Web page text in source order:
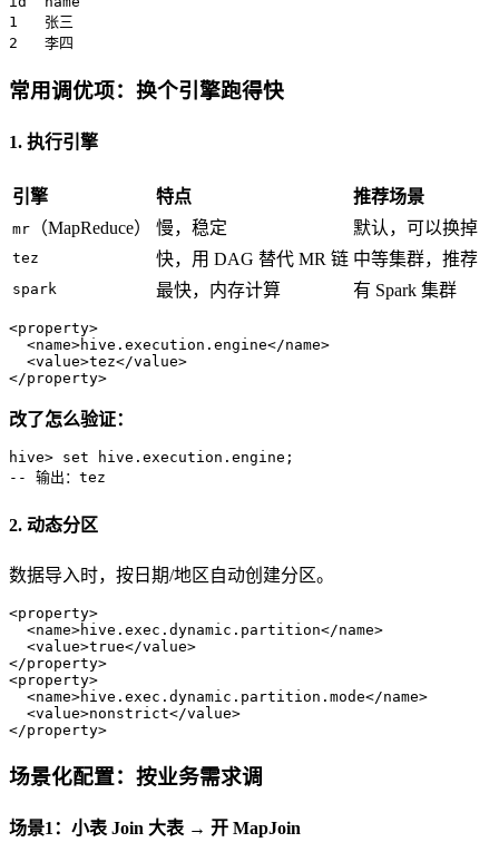
1
2
   李四
常用调优项：换个引擎跑得快
1. 执行引擎
引擎 特点 推荐场景
mr （MapReduce） 慢，稳定 默认，可以换掉
tez 快，用 DAG 替代 MR 链 中等集群，推荐
spark 最快，内存计算 有 Spark 集群
<property>
<name>hive.execution.engine</name>
<value>tez</value>
</property>
改了怎么验证：
hive> set
-- 输出：tez
2. 动态分区
数据导入时，按日期/地区自动创建分区。
<property>
<name>hive.exec.dynamic.partition</name>
<value>true</value>
</property>
<property>
<name>hive.exec.dynamic.partition.mode</name>
<value>nonstrict</value>
</property>
场景化配置：按业务需求调
场景1：小表 Join 大表 → 开 MapJoin